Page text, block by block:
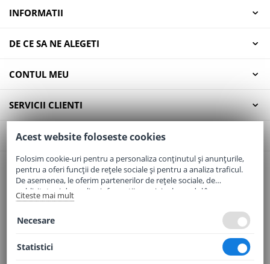
INFORMATII
DE CE SA NE ALEGETI
CONTUL MEU
SERVICII CLIENTI
CONTACT
Email:office@elaptepraf.ro
Telefon:0745-964-449
Adresa:Sos. Borsului, Nr. 20, Oradea, Jud. Bihor
Acest website foloseste cookies
Folosim cookie-uri pentru a personaliza conținutul și anunțurile,
pentru a oferi funcții de rețele sociale și pentru a analiza traficul.
De asemenea, le oferim partenerilor de rețele sociale, de
publicitate și de analize informații cu privire la modul în care
folosiți site-ul nostru. Aceștia le pot combina cu alte informații
Citeste mai mult
Necesare
Statistici